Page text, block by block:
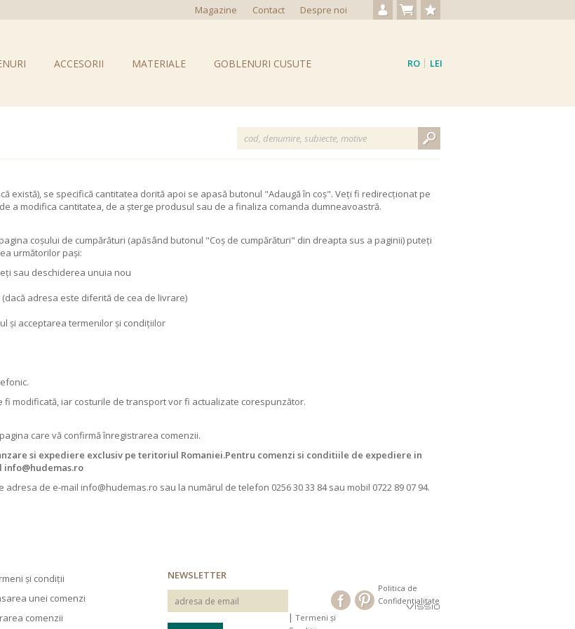
ACCESORII MATERIALE GOBLENURI CUSUTE
RO
LEI
Magazine Contact Despre noi Autentificare / Creare cont
Nu aveți produse
există), se specifică cantitatea dorită apoi se apasă butonul "Adaugă în coș". Veți fi redirecționat pe
a modifica cantitatea, de a șterge produsul sau de a finaliza comanda dumneavoastră.
coșului de cumpărături (apăsând butonul "Coș de cumpărături" din dreapta sus a paginii) puteți
următorilor pași:
sau deschiderea unuia nou
adresa este diferită de cea de livrare)
și acceptarea termenilor și condițiilor
modificată, iar costurile de transport vor fi actualizate corespunzător.
care vă confirmă înregistrarea comenzii.
si expediere exclusiv pe teritoriul Romaniei.Pentru comenzi si conditiile de expediere in
de e-mail info@hudemas.ro sau la numărul de telefon 0256 30 33 84 sau mobil 0722 89 07 94.
și condiții
unei comenzi
comenzii
NEWSLETTER
Politica de
Confidențialitate
| Termeni și